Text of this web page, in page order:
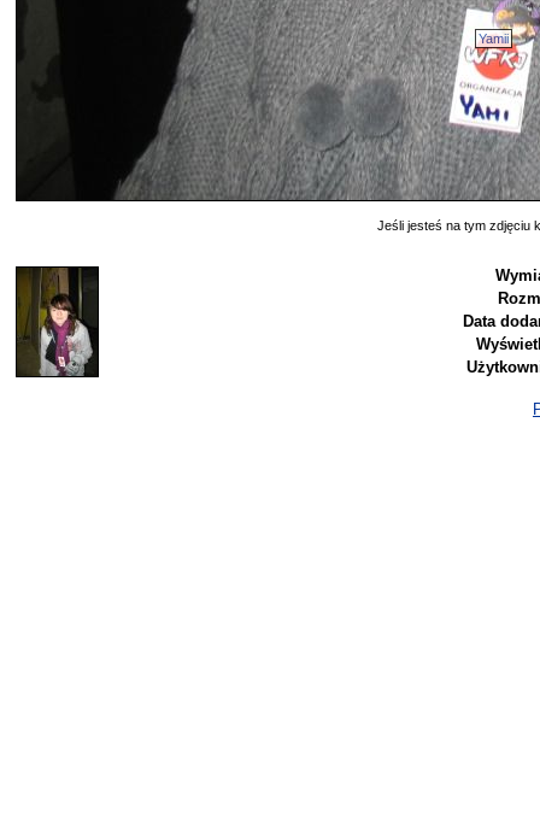
Yamii
Jeśli jesteś na tym zdjęciu
Data